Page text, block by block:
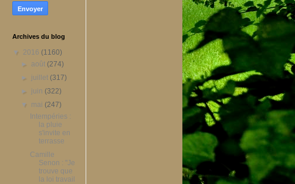
Archives du blog
▼ 2016 (1160)
► août (274)
► juillet (317)
► juin (322)
▼ mai (247)
Intempéries :
la pluie
s'invite en
terrasse
Camille
Senon : "Je
trouve que
la loi travail